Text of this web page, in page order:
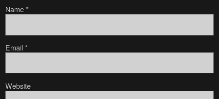
Name*
Email*
Website